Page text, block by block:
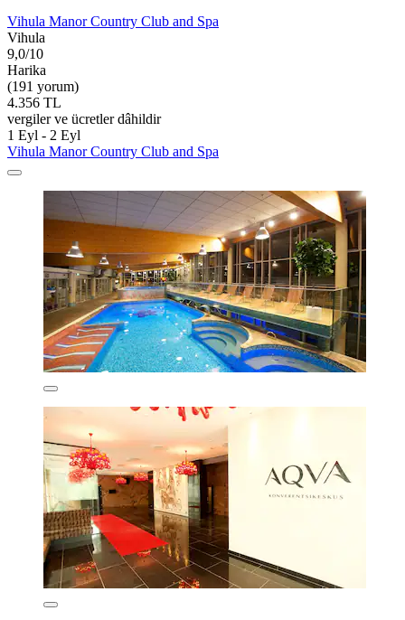
Vihula Manor Country Club and Spa
Vihula
9,0/10
Harika
(191 yorum)
4.356 TL
vergiler ve ücretler dâhildir
1 Eyl - 2 Eyl
Vihula Manor Country Club and Spa